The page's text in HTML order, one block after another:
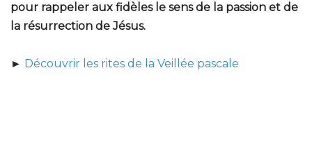
pour rappeler aux fidèles le sens de la passion et de
la résurrection de Jésus.
► Découvrir les rites de la Veillée pascale